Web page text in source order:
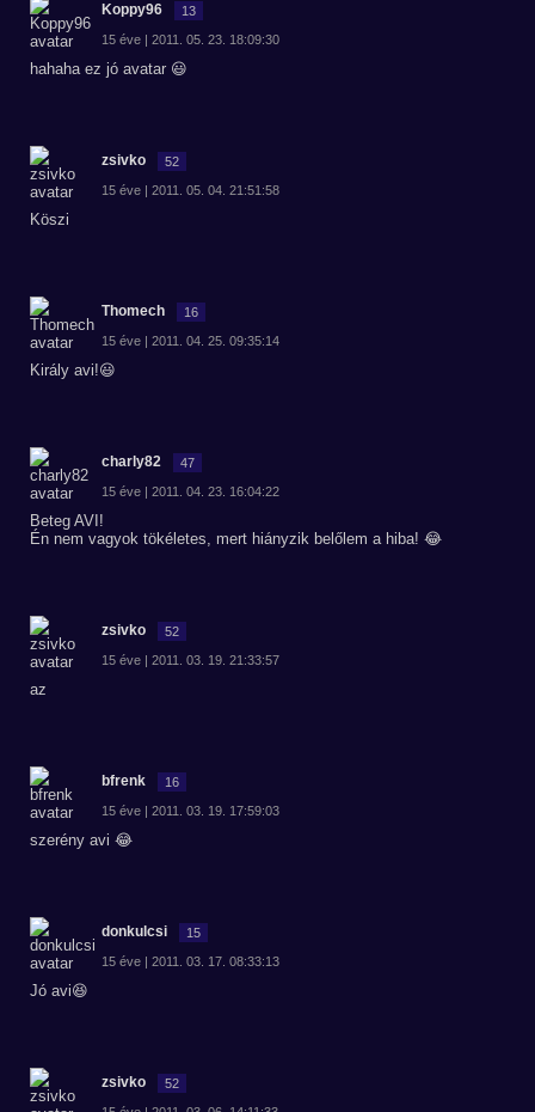
Koppy96 13
15 éve | 2011. 05. 23. 18:09:30
hahaha ez jó avatar 😃
zsivko 52
15 éve | 2011. 05. 04. 21:51:58
Köszi
Thomech 16
15 éve | 2011. 04. 25. 09:35:14
Király avi!😃
charly82 47
15 éve | 2011. 04. 23. 16:04:22
Beteg AVI!
Én nem vagyok tökéletes, mert hiányzik belőlem a hiba! 😂
zsivko 52
15 éve | 2011. 03. 19. 21:33:57
az
bfrenk 16
15 éve | 2011. 03. 19. 17:59:03
szerény avi 😂
donkulcsi 15
15 éve | 2011. 03. 17. 08:33:13
Jó avi😆
zsivko 52